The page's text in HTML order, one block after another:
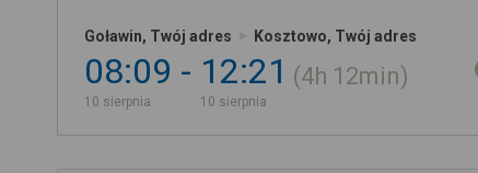
Goławin, Twój adres Kosztowo, Twój adres
08:09
10 sierpnia
12:21
10 sierpnia
4h 12min